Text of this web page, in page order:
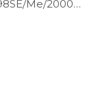
Me/2000